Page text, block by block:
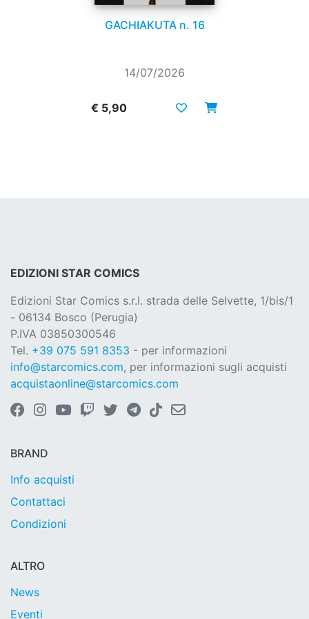
GACHIAKUTA n. 16
14/07/2026
€ 5,90
EDIZIONI STAR COMICS
Edizioni Star Comics s.r.l. strada delle Selvette, 1/bis/1
- 06134 Bosco (Perugia)
P.IVA 03850300546
Tel. +39 075 591 8353 - per informazioni
info@starcomics.com, per informazioni sugli acquisti
acquistaonline@starcomics.com
BRAND
Info acquisti
Contattaci
Condizioni
ALTRO
News
Eventi